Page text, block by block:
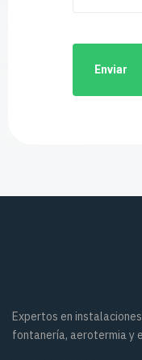
Enviar
Expertos en
fontanería, aerotermia y